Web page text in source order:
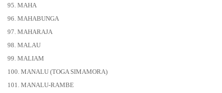
95. MAHA
96. MAHABUNGA
97. MAHARAJA
98. MALAU
99. MALIAM
100. MANALU (TOGA SIMAMORA)
101. MANALU-RAMBE